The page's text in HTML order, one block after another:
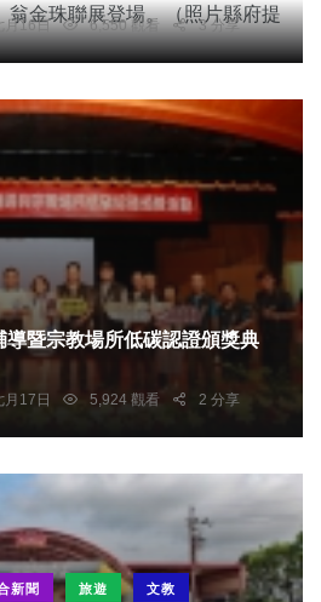
月16日 6,550 觀看 3 分享
導暨宗教場所低碳認證頒獎典
17日 5,924 觀看 2 分享
新聞 旅遊 文教